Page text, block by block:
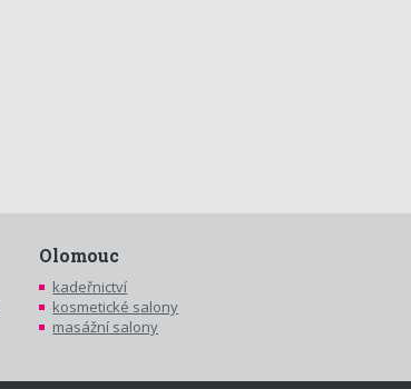
Olomouc
kadeřnictví
kosmetické salony
masážní salony